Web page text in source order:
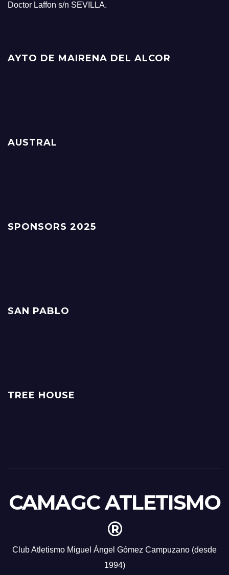
Doctor Laffon s/n SEVILLA.
AYTO DE MAIRENA DEL ALCOR
AUSTRAL
SPONSORS 2025
SAN PABLO
TREE HOUSE
CAMAGC ATLETISMO
®
Club Atletismo Miguel Ángel Gómez Campuzano (desde
1994)